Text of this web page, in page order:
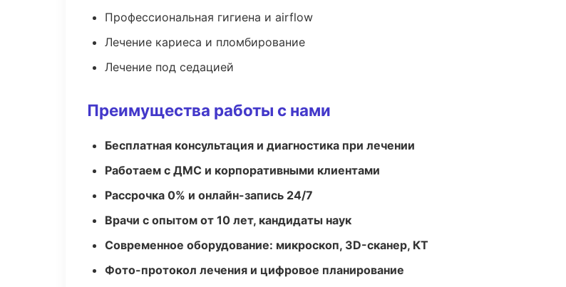
Профессиональная гигиена и airflow
Лечение кариеса и пломбирование
Лечение под седацией
Преимущества работы с нами
Бесплатная консультация и диагностика при лечении
Работаем с ДМС и корпоративными клиентами
Рассрочка 0% и онлайн-запись 24/7
Врачи с опытом от 10 лет, кандидаты наук
Современное оборудование: микроскоп, 3D-сканер, КТ
Фото-протокол лечения и цифровое планирование